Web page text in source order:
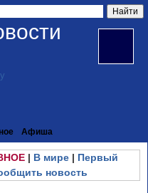
Афиша
| В мире| Первый
новость